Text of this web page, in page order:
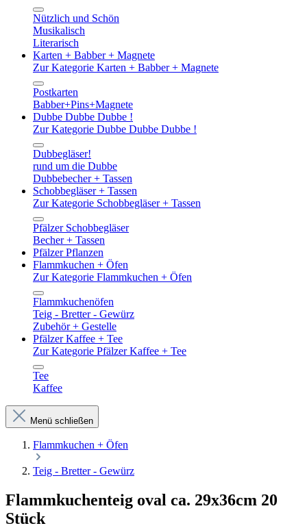
Nützlich und Schön
Musikalisch
Literarisch
Karten + Babber + Magnete
Zur Kategorie Karten + Babber + Magnete
Postkarten
Babber+Pins+Magnete
Dubbe Dubbe Dubbe !
Zur Kategorie Dubbe Dubbe Dubbe !
Dubbegläser!
rund um die Dubbe
Dubbebecher + Tassen
Schobbegläser + Tassen
Zur Kategorie Schobbegläser + Tassen
Pfälzer Schobbegläser
Becher + Tassen
Pfälzer Pflanzen
Flammkuchen + Öfen
Zur Kategorie Flammkuchen + Öfen
Flammkuchenöfen
Teig - Bretter - Gewürz
Zubehör + Gestelle
Pfälzer Kaffee + Tee
Zur Kategorie Pfälzer Kaffee + Tee
Tee
Kaffee
Menü schließen
Flammkuchen + Öfen
Teig - Bretter - Gewürz
Flammkuchenteig oval ca. 29x36cm 20
Stück